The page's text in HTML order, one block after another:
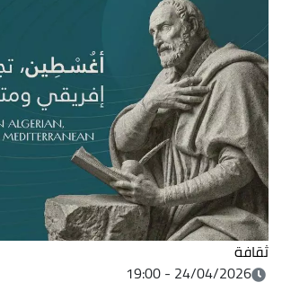
ثقافة
24/04/2026 - 19:00